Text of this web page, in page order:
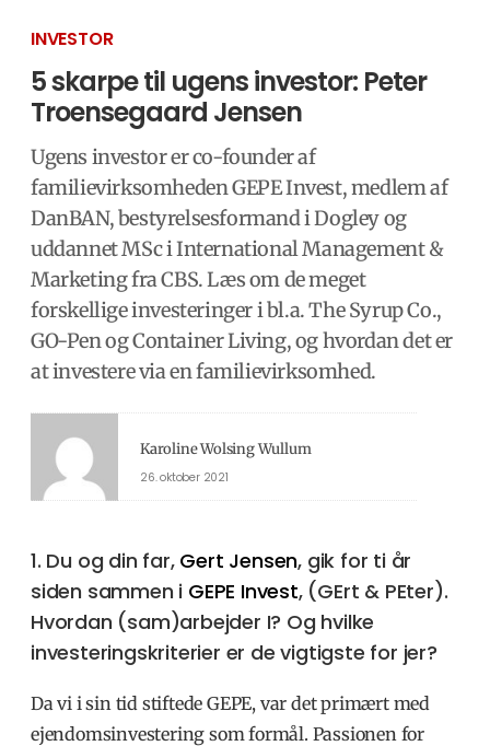
INVESTOR
5 skarpe til ugens investor: Peter
Troensegaard Jensen
Ugens investor er co-founder af
familievirksomheden GEPE Invest, medlem af
DanBAN, bestyrelsesformand i Dogley og
uddannet MSc i International Management &
Marketing fra CBS. Læs om de meget
forskellige investeringer i bl.a. The Syrup Co.,
GO-Pen og Container Living, og hvordan det er
at investere via en familievirksomhed.
Karoline Wolsing Wullum
26. oktober 2021
1. Du og din far, Gert Jensen, gik for ti år
siden sammen i GEPE Invest, (GErt & PEter).
Hvordan (sam)arbejder I? Og hvilke
investeringskriterier er de vigtigste for jer?
Da vi i sin tid stiftede GEPE, var det primært med
ejendomsinvestering som formål. Passionen for